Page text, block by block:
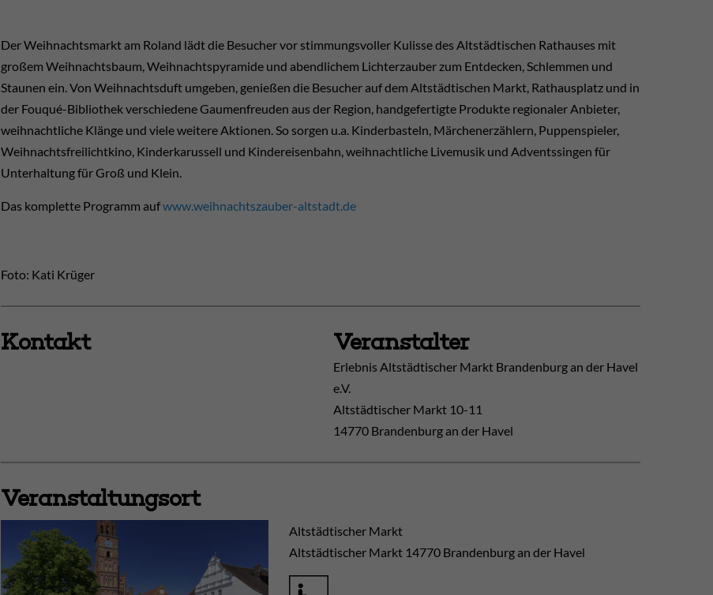
Der Weihnachtsmarkt am Roland lädt die Besucher vor stimmungsvoller Kulisse des Altstädtischen Rathauses mit
großem Weihnachtsbaum, Weihnachtspyramide und abendlichem Lichterzauber zum Entdecken, Schlemmen und
Staunen ein. Von Weihnachtsduft umgeben, genießen die Besucher auf dem Altstädtischen Markt, Rathausplatz und in
der Fouqué-Bibliothek verschiedene Gaumenfreuden aus der Region, handgefertigte Produkte regionaler Anbieter,
weihnachtliche Klänge und viele weitere Aktionen. So sorgen u.a. Kinderbasteln, Märchenerzählern, Puppenspieler,
Weihnachtsfreilichtkino, Kinderkarussell und Kindereisenbahn, weihnachtliche Livemusik und Adventssingen für
Unterhaltung für Groß und Klein.
Das komplette Programm aufwww.weihnachtszauber-altstadt.de
Foto: Kati Krüger
Kontakt Veranstalter
Erlebnis Altstädtischer Markt Brandenburg an der Havel
e.V.
Altstädtischer Markt 10-11
14770 Brandenburg an der Havel
Veranstaltungsort
Altstädtischer Markt
Altstädtischer Markt 14770 Brandenburg an der Havel